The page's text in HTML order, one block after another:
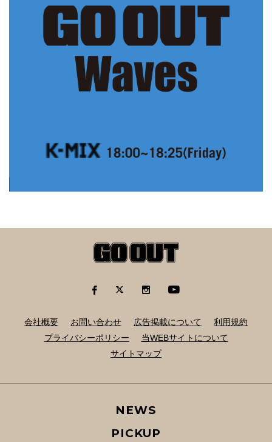
会社概要 お問い合わせ 広告掲載について
利用規約
プライバシーポリシー
当WEBサイトについて
サイトマップ
NEWS
PICKUP